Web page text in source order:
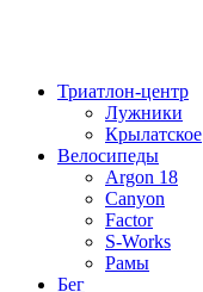
Триатлон-центр
Лужники
Крылатское
Велосипеды
Argon 18
Canyon
Factor
S-Works
Рамы
Бег